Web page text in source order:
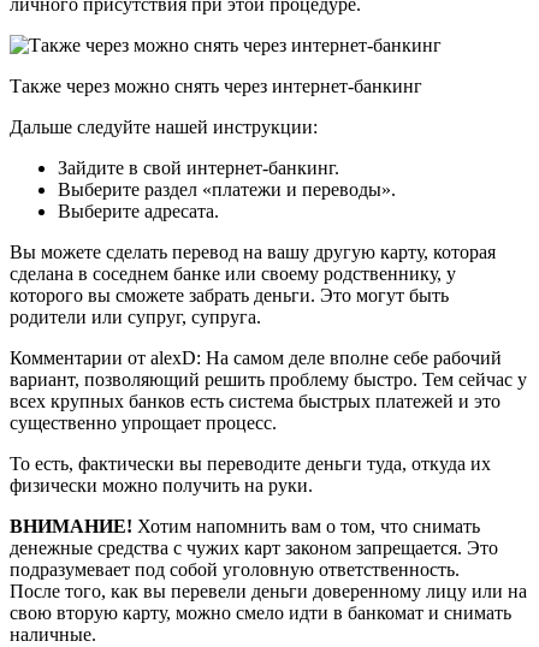
личного присутствия при этой процедуре.
Также через можно снять через интернет-банкинг
Дальше следуйте нашей инструкции:
Зайдите в свой интернет-банкинг.
Выберите раздел «платежи и переводы».
Выберите адресата.
Вы можете сделать перевод на вашу другую карту, которая
сделана в соседнем банке или своему родственнику, у
которого вы сможете забрать деньги. Это могут быть
родители или супруг, супруга.
Комментарии от alexD: На самом деле вполне себе рабочий
вариант, позволяющий решить проблему быстро. Тем сейчас у
всех крупных банков есть система быстрых платежей и это
существенно упрощает процесс.
То есть, фактически вы переводите деньги туда, откуда их
физически можно получить на руки.
ВНИМАНИЕ! Хотим напомнить вам о том, что снимать
денежные средства с чужих карт законом запрещается. Это
подразумевает под собой уголовную ответственность.
После того, как вы перевели деньги доверенному лицу или на
свою вторую карту, можно смело идти в банкомат и снимать
наличные.